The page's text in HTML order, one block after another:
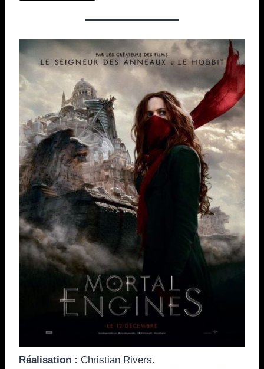
Réalisation : Christian Rivers.